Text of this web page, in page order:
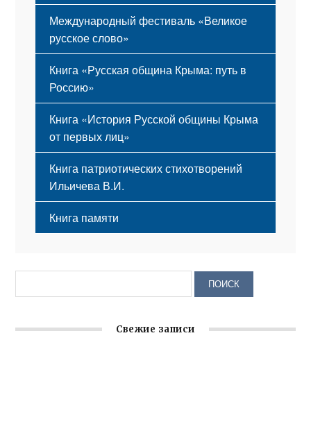
Международный фестиваль «Великое
русское слово»
Книга «Русская община Крыма: путь в
Россию»
Книга «История Русской общины Крыма
от первых лиц»
Книга патриотических стихотворений
Ильичева В.И.
Книга памяти
Свежие записи